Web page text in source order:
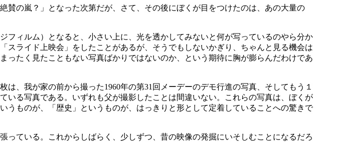
の嵐？」となった次第だが、さて、その後にぼくが目をつけたのは、あの大量の
ィルム）となると、小さい上に、光を透かしてみないと何が写っているのやら分か
ライド上映会」をしたことがあるが、そうでもしないかぎり、ちゃんと見る機会は
たく見たこともない写真ばかりではないのか、という期待に胸が膨らんだわけであ
、我が家の前から撮った1960年の第31回メーデーのデモ行進の写真、そしてもう１
る写真である。いずれも父が撮影したことは間違いない。これらの写真は、ぼくが
ものが、「歴史」というものが、はっきりと形として定着していることへの驚きで
ている。これからしばらく、少しずつ、昔の映像の発掘にいそしむことになるだろ